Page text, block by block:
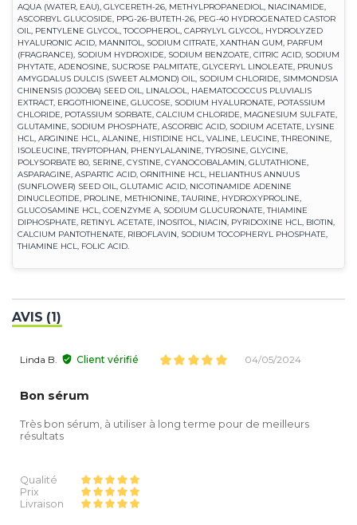
AQUA (WATER, EAU), GLYCERETH-26, METHYLPROPANEDIOL, NIACINAMIDE,
ASCORBYL GLUCOSIDE, PPG-26-BUTETH-26, PEG-40 HYDROGENATED CASTOR
OIL, PENTYLENE GLYCOL, TOCOPHEROL, CAPRYLYL GLYCOL, HYDROLYZED
HYALURONIC ACID, MANNITOL, SODIUM CITRATE, XANTHAN GUM, PARFUM
(FRAGRANCE), SODIUM HYDROXIDE, SODIUM BENZOATE, CITRIC ACID, SODIUM
PHYTATE, ADENOSINE, SUCROSE PALMITATE, GLYCERYL LINOLEATE, PRUNUS
AMYGDALUS DULCIS (SWEET ALMOND) OIL, SODIUM CHLORIDE, SIMMONDSIA
CHINENSIS (JOJOBA) SEED OIL, LINALOOL, HAEMATOCOCCUS PLUVIALIS
EXTRACT, ERGOTHIONEINE, GLUCOSE, SODIUM HYALURONATE, POTASSIUM
CHLORIDE, POTASSIUM SORBATE, CALCIUM CHLORIDE, MAGNESIUM SULFATE,
GLUTAMINE, SODIUM PHOSPHATE, ASCORBIC ACID, SODIUM ACETATE, LYSINE
HCL, ARGININE HCL, ALANINE, HISTIDINE HCL, VALINE, LEUCINE, THREONINE,
ISOLEUCINE, TRYPTOPHAN, PHENYLALANINE, TYROSINE, GLYCINE,
POLYSORBATE 80, SERINE, CYSTINE, CYANOCOBALAMIN, GLUTATHIONE,
ASPARAGINE, ASPARTIC ACID, ORNITHINE HCL, HELIANTHUS ANNUUS
(SUNFLOWER) SEED OIL, GLUTAMIC ACID, NICOTINAMIDE ADENINE
DINUCLEOTIDE, PROLINE, METHIONINE, TAURINE, HYDROXYPROLINE,
GLUCOSAMINE HCL, COENZYME A, SODIUM GLUCURONATE, THIAMINE
DIPHOSPHATE, RETINYL ACETATE, INOSITOL, NIACIN, PYRIDOXINE HCL, BIOTIN,
CALCIUM PANTOTHENATE, RIBOFLAVIN, SODIUM TOCOPHERYL PHOSPHATE,
THIAMINE HCL, FOLIC ACID.
AVIS (1)
Linda B. Client vérifié 04/05/2024
Bon sérum
Très bon sérum, à utiliser à long terme pour de meilleurs
résultats
Qualité
Prix
Livraison